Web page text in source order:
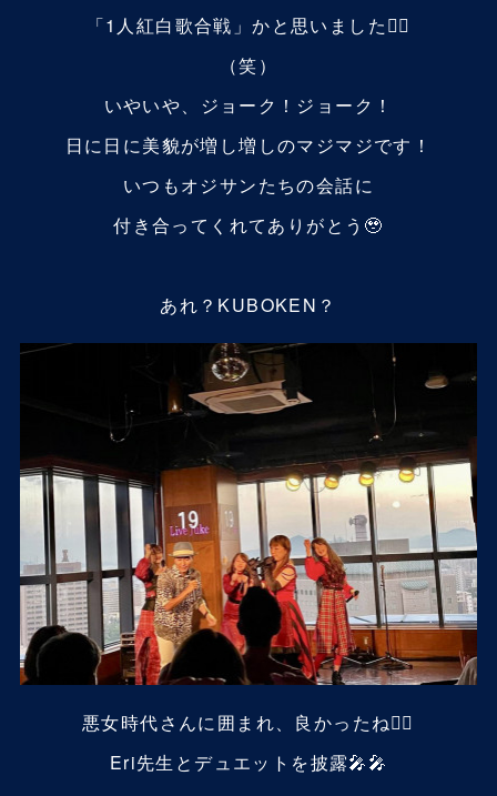
「1人紅白歌合戦」かと思いました☝🏼
（笑）
いやいや、ジョーク！ジョーク！
日に日に美貌が増し増しのマジマジです！
いつもオジサンたちの会話に
付き合ってくれてありがとう🥹
あれ？KUBOKEN？
悪女時代さんに囲まれ、良かったね✌🏼
Eri先生とデュエットを披露🎤🎤